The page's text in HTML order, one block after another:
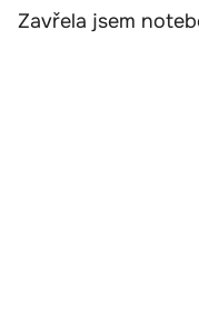
Zavřela jsem